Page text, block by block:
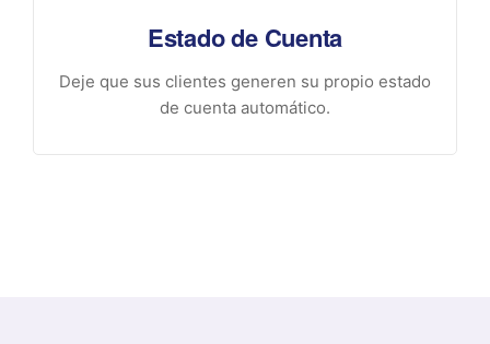
Estado de Cuenta
Deje que sus clientes generen su propio estado
de cuenta automático.